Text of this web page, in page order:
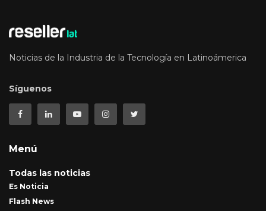
Noticias de la Industria de la Tecnología en Latinoámerica
Síguenos
Menú
Todas las noticias
Es Noticia
Flash News